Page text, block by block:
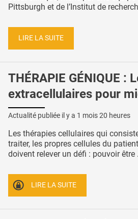
Pittsburgh et de l’Institut de
LIRE LA SUITE
THÉRAPIE GÉNIQUE :
extracellulaires pour
Actualité publiée il y a 1 mois 20 heures
Les thérapies cellulaires qui
traiter, les propres cellules du
doivent relever un défi : pouvoir être
LIRE LA SUITE